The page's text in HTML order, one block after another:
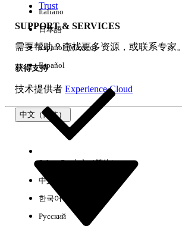
Trust
SUPPORT & SERVICES
需要帮助？查找更多资源，或联系专家。
获得支持
技术提供者 Experience Cloud
中文（简体）
Italiano
日本語
Español (México)
Español
Select Org中文（简体）
中文（繁体）
한국어
Русский